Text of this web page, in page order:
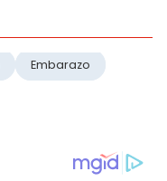
Embarazo